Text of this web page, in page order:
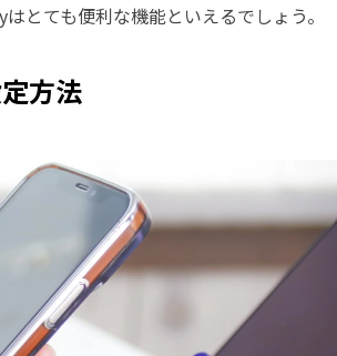
とても便利な機能といえるでしょう。
方法